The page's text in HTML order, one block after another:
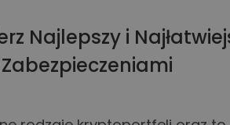
Najlepszy i